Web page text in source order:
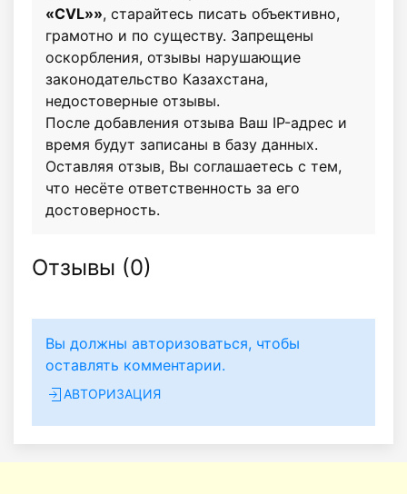
«CVL»», старайтесь писать объективно,
грамотно и по существу. Запрещены
оскорбления, отзывы нарушающие
законодательство Казахстана,
недостоверные отзывы.
После добавления отзыва Ваш IP-адрес и
время будут записаны в базу данных.
Оставляя отзыв, Вы соглашаетесь с тем,
что несёте ответственность за его
достоверность.
Отзывы (0)
Вы должны авторизоваться, чтобы
оставлять комментарии.
АВТОРИЗАЦИЯ